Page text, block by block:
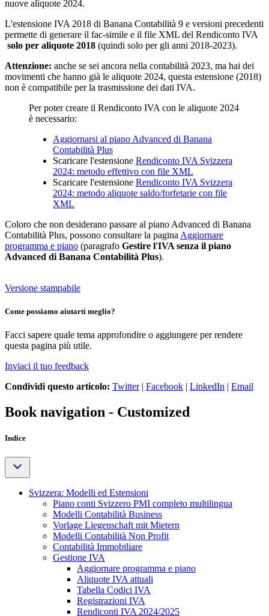
nuove aliquote 2024.
L'estensione IVA 2018 di Banana Contabilità 9 e versioni precedenti
permette di generare il fac-simile e il file XML del Rendiconto IVA
solo per aliquote 2018 (quindi solo per gli anni 2018-2023).
Attenzione: anche se sei ancora nella contabilità 2023, ma hai dei
movimenti che hanno già le aliquote 2024, questa estensione (2018)
non è compatibile per la trasmissione dei dati IVA.
Per poter creare il Rendiconto IVA con le aliquote 2024
è necessario:
Aggiornarsi al piano Advanced di Banana
Contabilità Plus
Scaricare l'estensione Rendiconto IVA Svizzera
2024: metodo effettivo con file XML
Scaricare l'estensione Rendiconto IVA Svizzera
2024: metodo aliquote saldo/forfetarie con file
XML
Coloro che non desiderano passare al piano Advanced di Banana
Contabilità Plus, possono consultare la pagina Aggiornare
programma e piano (paragrafo Gestire l'IVA senza il piano
Advanced di Banana Contabilità Plus).
Versione stampabile
Come possiamo aiutarti meglio?
Facci sapere quale tema approfondire o aggiungere per rendere
questa pagina più utile.
Inviaci il tuo feedback
Condividi questo articolo: Twitter| Facebook | LinkedIn | Email
Book navigation - Customized
Indice
Svizzera: Modelli ed Estensioni
Piano conti Svizzero PMI completo multilingua
Modelli Contabilità Business
Vorlage Liegenschaft mit Mietern
Modelli Contabilità Non Profit
Contabilità Immobiliare
Gestione IVA
Aggiornare programma e piano
Aliquote IVA attuali
Tabella Codici IVA
Registrazioni IVA
Rendiconti IVA 2024/2025